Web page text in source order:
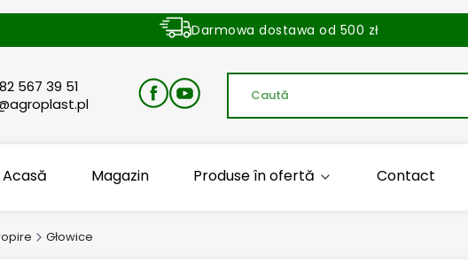
Darmowa dostawa od 500 zł
567 39 51
Acasă Magazin Produse în ofertă Contact
Głowice